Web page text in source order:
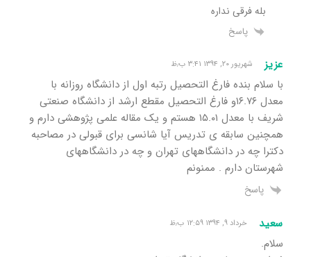
بله فرقی نداره
پاسخ
عزیز شهریور ۲۰, ۱۳۹۴ ۳:۴۱ ب٫ظ
با سلام بنده فارغ التحصیل رتبه اول از دانشگاه روزانه با
معدل ۱۶.۷۶و فارغ التحصیل مقطع ارشد از دانشگاه صنعتی
شریف با معدل ۱۵.۰۱ هستم و یک مقاله علمی پژوهشی دارم و
همچنین سابقه ی تدریس آیا شانسی برای قبولی در مصاحبه
دکترا چه در دانشگاههای تهران و چه در دانشگاههای
شهرستان دارم . ممنونم
پاسخ
سعید خرداد ۹, ۱۳۹۴ ۱۲:۵۹ ب٫ظ
سلام.